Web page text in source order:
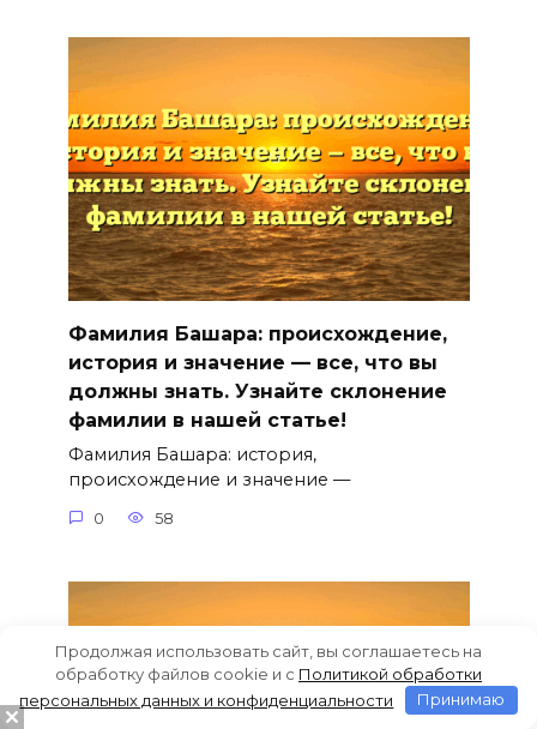
Фамилия Башара: происхождение,
история и значение — все, что вы
должны знать. Узнайте склонение
фамилии в нашей статье!
Фамилия Башара: история,
происхождение и значение —
0 58
Продолжая использовать сайт, вы соглашаетесь на
обработку файлов cookie и c Политикой обработки
персональных данных и конфиденциальности
Принимаю